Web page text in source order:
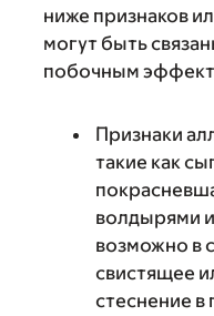
ниже признаков
могут быть
побочным
Признаки
такие как
волдырями
возможно в
свистящее
стеснение в